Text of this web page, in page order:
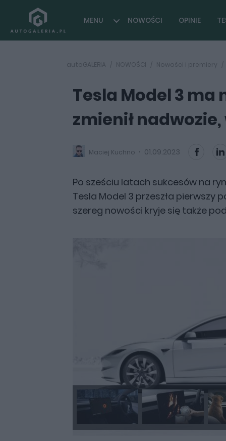
MENU NOWOŚCI OPINIE
autoGALERIA NOWOŚCI Nowości i premiery
Tesla Model 3 ma
zmienił
Maciej Kuchno 01.09.2023
Po sześciu latach sukcesów na
Tesla Model 3 przeszła pierwszy
szereg nowości kryje się także